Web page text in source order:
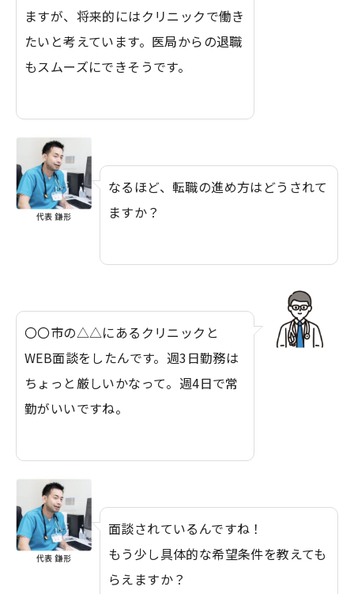
ますが、将来的にはクリニックで働き
たいと考えています。医局からの退職
もスムーズにできそうです。
代表 鎌形
なるほど、転職の進め方はどうされて
ますか？
〇〇市の△△にあるクリニックと
WEB面談をしたんです。週3日勤務は
ちょっと厳しいかなって。週4日で常
勤がいいですね。
代表 鎌形
面談されているんですね！
もう少し具体的な希望条件を教えても
らえますか？